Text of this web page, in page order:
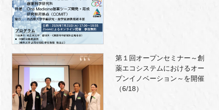
第１回オープンセミナー～創
薬エコシステムにおけるオー
プンイノベーション～を開催
（6/18）